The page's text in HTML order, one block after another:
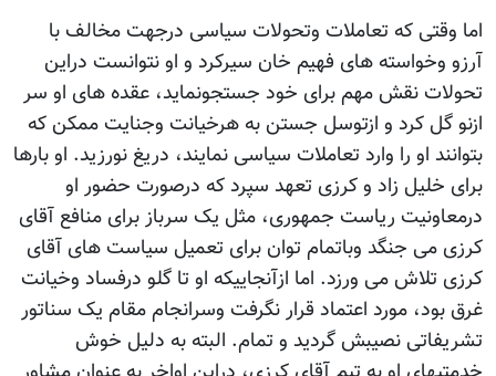
اما وقتی که تعاملات وتحولات سیاسی درجهت مخالف با
آرزو وخواسته های فهیم خان سیرکرد و او نتوانست دراین
تحولات نقش مهم برای خود جستجونماید، عقده های او سر
ازنو گل کرد و ازتوسل جستن به هرخیانت وجنایت ممکن که
بتوانند او را وارد تعاملات سیاسی نمایند، دریغ نورزید. او بارها
برای خلیل زاد و کرزی تعهد سپرد که درصورت حضور او
درمعاونیت ریاست جمهوری، مثل یک سرباز برای منافع آقای
کرزی می جنگد وباتمام توان برای تعمیل سیاست های آقای
کرزی تلاش می ورزد. اما ازآنجاییکه او تا گلو درفساد وخیانت
غرق بود، مورد اعتماد قرار نگرفت وسرانجام مقام یک سناتور
تشریفاتی نصیبش گردید و تمام. البته به دلیل خوش